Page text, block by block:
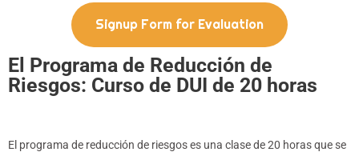
Signup Form for Evaluation
El Programa de Reducción de
Riesgos: Curso de DUI de 20 horas
El programa de reducción de riesgos es una clase de 20 horas que se